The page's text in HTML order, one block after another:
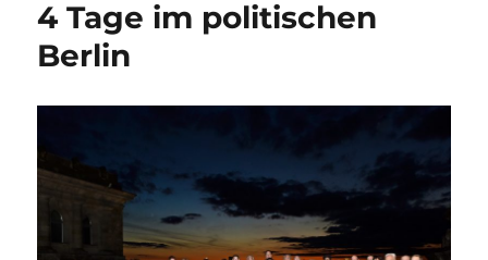
4 Tage im politischen
Berlin